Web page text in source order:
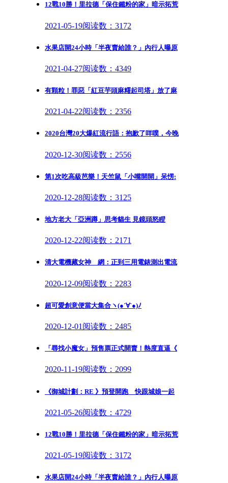
12戰10勝！里拉德「保住鐵粉的家」暗示拓荒
2021-05-19阅读数：3172
水果店開24小時「半夜賣給誰？」內行人曝原
2021-04-27阅读数：4349
有顆粒！罪惡「紅豆芋頭麻糬起司塔」放了麻
2021-04-22阅读数：2356
2020台灣20大爆紅流行語：抱歉了咩噗，今晚
2020-12-30阅读数：2556
第1次吃高級芭樂！天竺鼠「小嘴開開」呆愣:
2020-12-28阅读数：3125
地方老大「亞洲蹲」思考貓生 見鏡頭怒瞪
2020-12-22阅读数：2171
清大電機藏女神 網：正到三用電錶測出電流
2020-12-09阅读数：2283
超可愛創意便當大集合ヽ(●´∀`●)ﾉ
2020-12-01 阅读数：2485
「尋找小魔女」預售票正式開賣！熱度直逼《
2020-11-19阅读数：2099
《御城計劃：RE 》預登開跑 快跟城娘一起
2021-05-26阅读数：4729
12戰10勝！里拉德「保住鐵粉的家」暗示拓荒
2021-05-19阅读数：3172
水果店開24小時「半夜賣給誰？」內行人曝原